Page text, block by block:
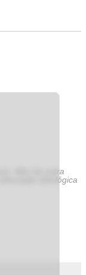
Não há outra
ideológica